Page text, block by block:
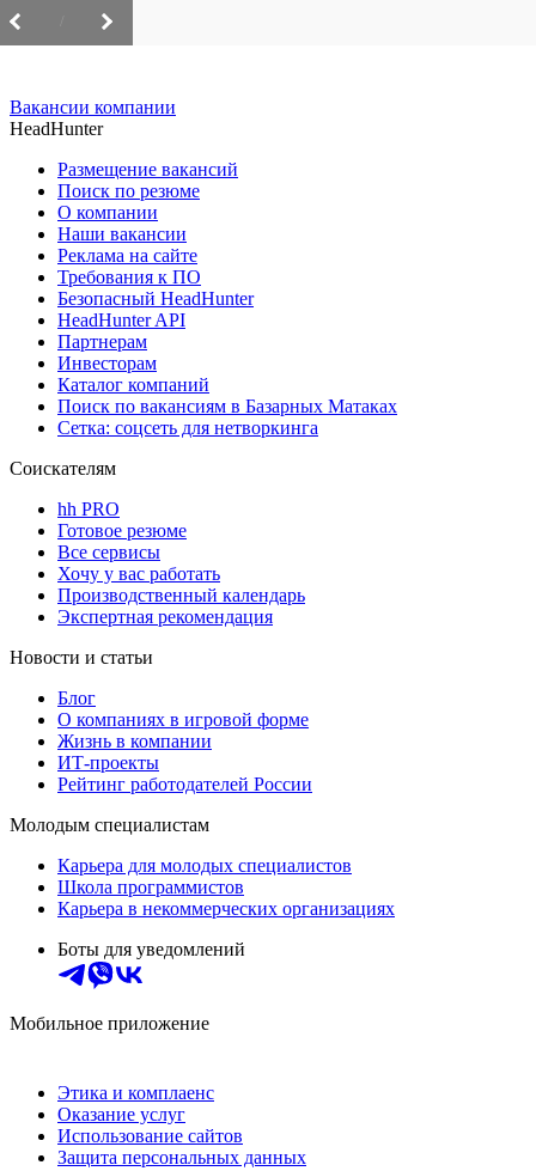
Вакансии компании
HeadHunter
Размещение вакансий
Поиск по резюме
О компании
Наши вакансии
Реклама на сайте
Требования к ПО
Безопасный HeadHunter
HeadHunter API
Партнерам
Инвесторам
Каталог компаний
Поиск по вакансиям в Базарных Матаках
Сетка: соцсеть для нетворкинга
Соискателям
hh PRO
Готовое резюме
Все сервисы
Хочу у вас работать
Производственный календарь
Экспертная рекомендация
Новости и статьи
Блог
О компаниях в игровой форме
Жизнь в компании
ИТ-проекты
Рейтинг работодателей России
Молодым специалистам
Карьера для молодых специалистов
Школа программистов
Карьера в некоммерческих организациях
Боты для уведомлений
Мобильное приложение
Этика и комплаенс
Оказание услуг
Использование сайтов
Защита персональных данных